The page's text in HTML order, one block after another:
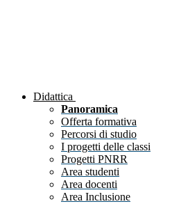
Didattica
Panoramica
Offerta formativa
Percorsi di studio
I progetti delle classi
Progetti PNRR
Area studenti
Area docenti
Area Inclusione